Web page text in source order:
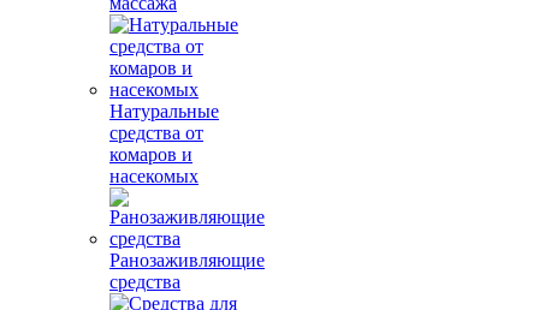
Натуральные
средства от
комаров и
насекомых
Ранозаживляющие
средства